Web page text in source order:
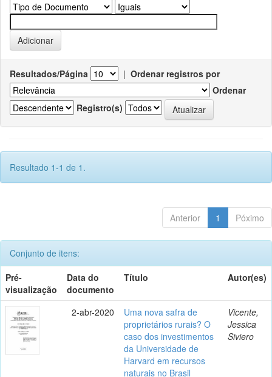
Resultados/Página | Ordenar registros por
Ordenar
Registro(s)
Resultado 1-1 de 1.
Anterior 1 Póximo
Conjunto de itens:
Pré-
visualização
Data do
documento
Título Autor(es)
2-abr-2020
Uma nova safra de
proprietários rurais? O
caso dos investimentos
da Universidade de
Harvard em recursos
naturais no Brasil
Vicente,
Jessica
Siviero